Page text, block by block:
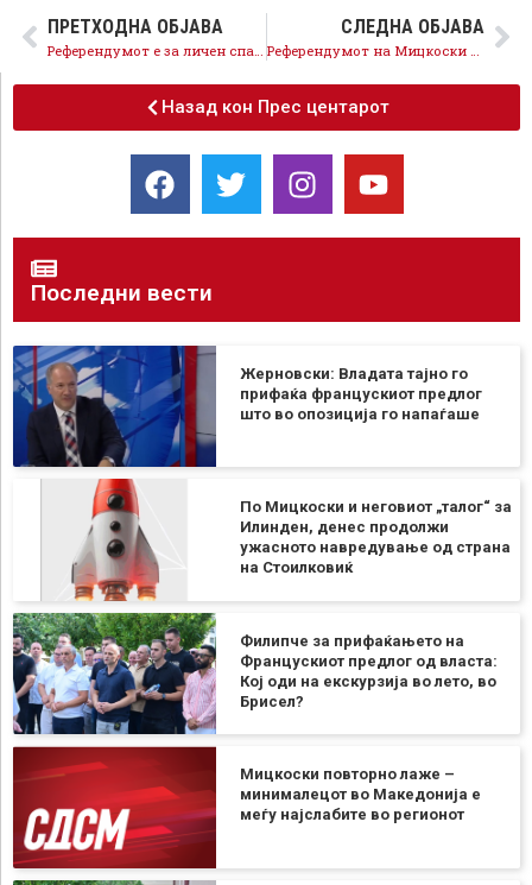
ПРЕТХОДНА ОБЈАВА
Референдумот е за личен спас на фотелјата на Мицкоски, процеси против ЕУ се осудени на неуспех
СЛЕДНА ОБЈАВА
Референдумот на Мицкоски против ЕУ е обид за уназадување на државата
Назад кон Прес центарот
Последни вести
Жерновски: Владата тајно го
прифаќа францускиот предлог
што во опозиција го напаѓаше
По Мицкоски и неговиот „талог“ за
Илинден, денес продолжи
ужасното навредување од страна
на Стоилковиќ
Филипче за прифаќањето на
Францускиот предлог од власта:
Кој оди на екскурзија во лето, во
Брисел?
Мицкоски повторно лаже –
минималецот во Македонија е
меѓу најслабите во регионот